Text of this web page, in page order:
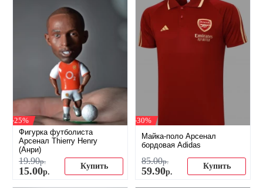
-25%
Фигурка футболиста
Арсенал Thierry Henry
(Анри)
19.90р.
15.00р.
Купить
-30%
Майка-поло Арсенал
бордовая Adidas
85.00р.
59.90р.
Купить